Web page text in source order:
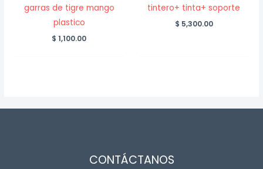
garras de tigre mango
plastico
$ 1,100.00
tintero+ tinta+ soporte
$ 5,300.00
CONTÁCTANOS